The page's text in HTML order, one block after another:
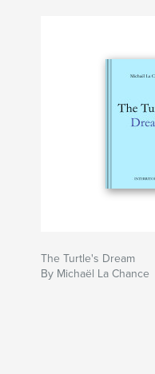
The Turtle's Dream
By Michaël La Chance